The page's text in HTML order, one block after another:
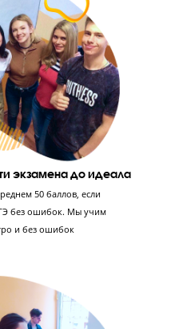
знаний
в формате ЕГЭ,
ЕГЭ и
– так мы сможем
ученика и его